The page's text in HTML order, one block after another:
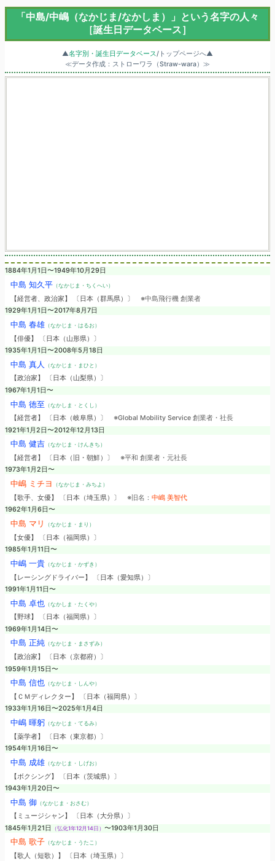
「中島/中嶋（なかじま/なかしま）」という名字の人々
［誕生日データベース］
▲名字別・誕生日データベース/トップページへ▲
≪データ作成：ストローワラ（Straw-wara）≫
1884年1月1日〜1949年10月29日
中島 知久平（なかじま・ちくへい）
【経営者、政治家】 〔日本（群馬県）〕 ※中島飛行機 創業者
1929年1月1日〜2017年8月7日
中島 春雄（なかじま・はるお）
【俳優】 〔日本（山形県）〕
1935年1月1日〜2008年5月18日
中島 真人 （なかじま・まひと）
【政治家】 〔日本（山梨県）〕
1967年1月1日〜
中島 徳至 （なかしま・とくし）
【経営者】 〔日本（岐阜県）〕 ※Global Mobility Service 創業者・社長
1921年1月2日〜2012年12月13日
中島 健吉（なかじま・けんきち）
【経営者】 〔日本（旧・朝鮮）〕 ※平和 創業者・元社長
1973年1月2日〜
中嶋 ミチヨ （なかじま・みちよ）
【歌手、女優】 〔日本（埼玉県）〕 ※旧名： 中嶋 美智代
1962年1月6日〜
中島 マリ （なかじま・まり）
【女優】 〔日本（福岡県）〕
1985年1月11日〜
中嶋 一貴（なかじま・かずき）
【レーシングドライバー】 〔日本（愛知県）〕
1991年1月11日〜
中島 卓也（なかしま・たくや）
【野球】 〔日本（福岡県）〕
1969年1月14日〜
中島 正純（なかじま・まさずみ）
【政治家】 〔日本（京都府）〕
1959年1月15日〜
中島 信也（なかじま・しんや）
【ＣＭディレクター】 〔日本（福岡県）〕
1933年1月16日〜2025年1月4日
中嶋 暉躬（なかじま・てるみ）
【薬学者】 〔日本（東京都）〕
1954年1月16日〜
中島 成雄（なかじま・しげお）
【ボクシング】 〔日本（茨城県）〕
1943年1月20日〜
中島 御 （なかじま・おさむ）
【ミュージシャン】 〔日本（大分県）〕
1845年1月21日
（弘化1年12月14日） 〜1903年1月30日
中島 歌子（なかじま・うたこ）
【歌人（短歌）】 〔日本（埼玉県）〕